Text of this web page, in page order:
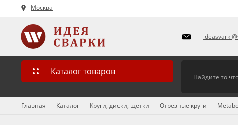
Москва
Каталог товаров
Главная Каталог Круги, диски, щетки Отрезные круги